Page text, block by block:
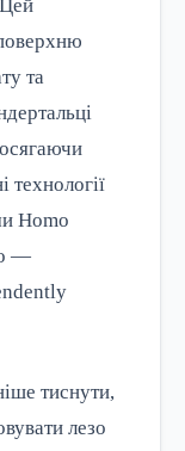
та
технології
Homo
—
тиснути,
лезо